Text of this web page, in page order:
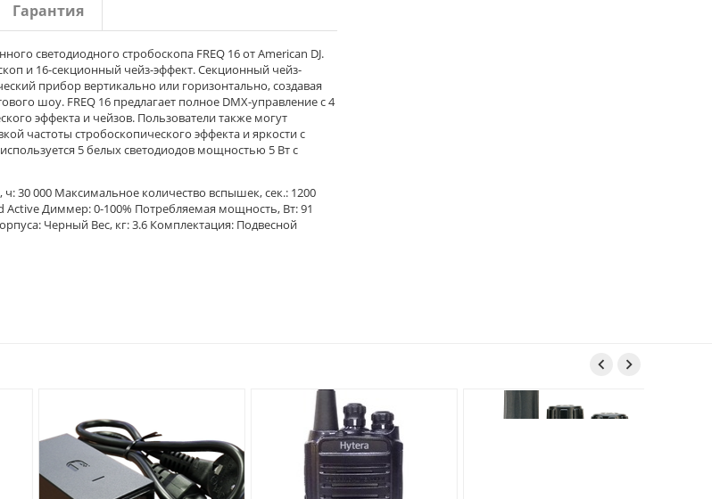
Гарантия
светодиодного стробоскопа FREQ 16 от American DJ.
и 16-секционный чейз-эффект. Секционный чейз-
прибор вертикально или горизонтально, создавая
шоу. FREQ 16 предлагает полное DMX-управление с 4
эффекта и чейзов. Пользователи также могут
частоты стробоскопического эффекта и яркости с
5 белых светодиодов мощностью 5 Вт с
30 000 Максимальное количество вспышек, сек.: 1200
Active Диммер: 0-100% Потребляемая мощность, Вт: 91
Черный Вес, кг: 3.6 Комплектация: Подвесной
 